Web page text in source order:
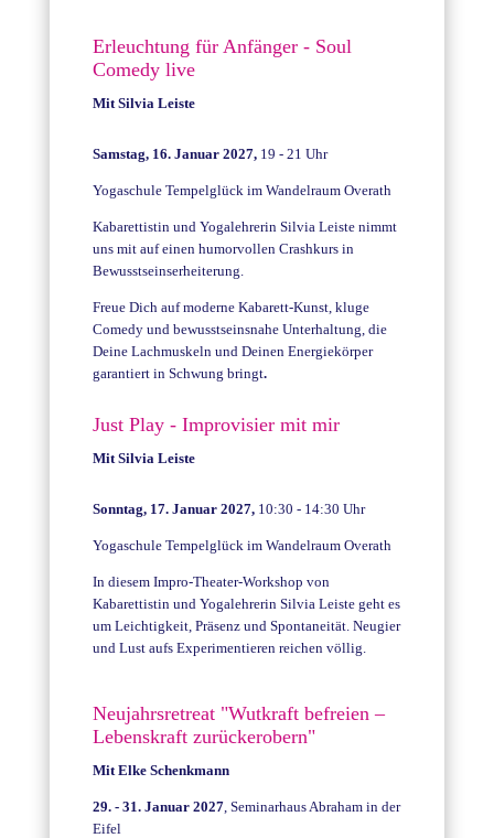
Erleuchtung für Anfänger - Soul
Comedy live
Mit Silvia Leiste
Samstag, 16. Januar 2027,19 - 21 Uhr
Yogaschule Tempelglück im Wandelraum Overath
Kabarettistin und Yogalehrerin Silvia Leiste nimmt
uns mit auf einen humorvollen Crashkurs in
Bewusstseinserheiterung.
Freue Dich auf moderne Kabarett-Kunst, kluge
Comedy und bewusstseinsnahe Unterhaltung, die
Deine Lachmuskeln und Deinen Energiekörper
garantiert in Schwung bringt.
Just Play - Improvisier mit mir
Mit Silvia Leiste
Sonntag, 17. Januar 2027,10:30 - 14:30 Uhr
Yogaschule Tempelglück im Wandelraum Overath
In diesem Impro-Theater-Workshop von
Kabarettistin und Yogalehrerin Silvia Leiste geht es
um Leichtigkeit, Präsenz und Spontaneität. Neugier
und Lust aufs Experimentieren reichen völlig.
Neujahrsretreat "Wutkraft befreien –
Lebenskraft zurückerobern"
Mit Elke Schenkmann
29. - 31. Januar 2027, Seminarhaus Abraham in der
Eifel